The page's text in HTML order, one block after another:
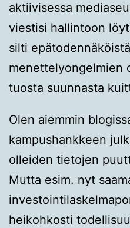
aktiivisessa
viestisi hallintoon
silti
menettelyongelmien
tuosta suunnasta
Olen aiemmin
kampushankkeen
olleiden tietojen
Mutta esim. nyt
heikohkosti